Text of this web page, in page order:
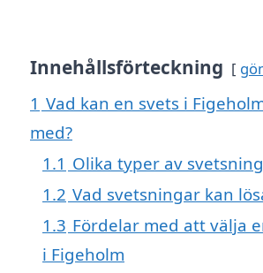
Innehållsförteckning
1 Vad kan en svets i
med?
1.1 Olika typer av svetsning
1.2 Vad svetsningar kan
1.3 Fördelar med att välja
i Figeholm